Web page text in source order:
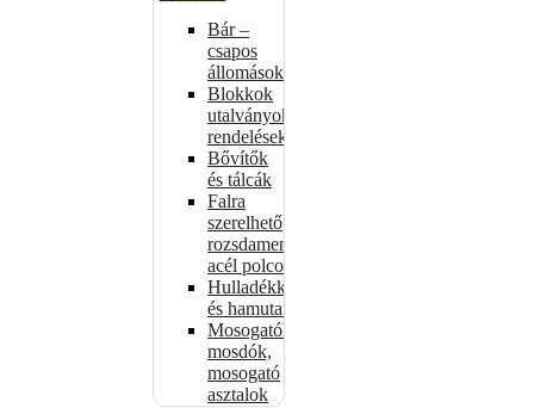
Bár –
csapos
állomások
Blokkok
utalványokhoz,
rendelésekhez
Bővítők
és tálcák
Falra
szerelhető
rozsdamentes
acél polcok
Hulladékkosarak
és hamutartók
Mosogatók,
mosdók,
mosogató
asztalok